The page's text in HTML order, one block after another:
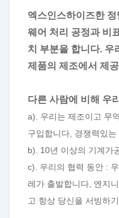
엑스인스하이즈한
웨어 처리 공정과 비
치 부분을 합니다. 우
제품의 제조에서 제
다른 사람에 비해 우
a). 우리는 제조이고 무
구입합니다, 경쟁력있는
b). 10년 이상의 기계가
c). 우리의 협력 동안 :
레가 출발합니다, 엔지
고 항상 당신을 서빙하